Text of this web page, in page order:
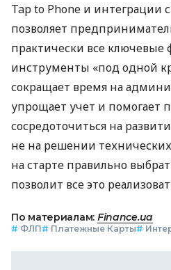
Tap to Phone и
позволяет
практически все ключевые
инструменты «под одной
сокращает время на
упрощает учет и помогает
сосредоточиться на
не на решении
на старте правильно
позволит все это
По материалам: Finance.ua
# ФЛП# Платежные Карты#